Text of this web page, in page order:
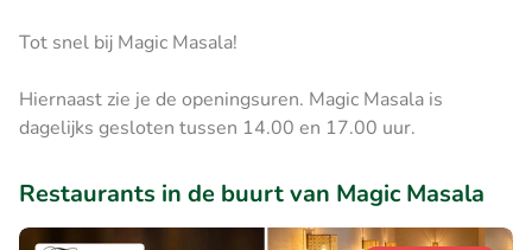
Tot snel bij Magic Masala!
Hiernaast zie je de openingsuren. Magic Masala is
dagelijks gesloten tussen 14.00 en 17.00 uur.
Restaurants in de buurt van Magic Masala